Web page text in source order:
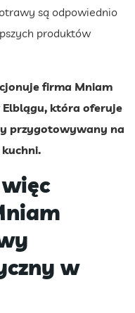
są odpowiednio
produktów
firma Mniam
która oferuje
przygotowywany na
w